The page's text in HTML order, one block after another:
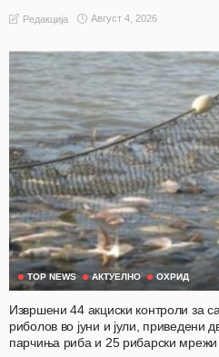
Редакција Август 4, 2026
TOP NEWS АКТУЕЛНО ОХРИД
Извршени 44 акциски контроли за
риболов во јуни и јули, приведени
парчиња риба и 25 рибарски мрежи